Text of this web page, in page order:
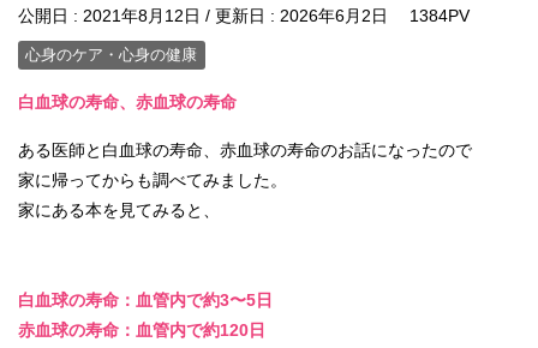
公開日 : 2021年8月12日 / 更新日 : 2026年6月2日 1384PV
心身のケア・心身の健康
白血球の寿命、赤血球の寿命
ある医師と白血球の寿命、赤血球の寿命のお話になったので
家に帰ってからも調べてみました。
家にある本を見てみると、
白血球の寿命：血管内で約3〜5日
赤血球の寿命：血管内で約120日